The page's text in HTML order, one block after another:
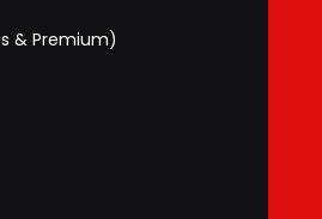
& Premium)